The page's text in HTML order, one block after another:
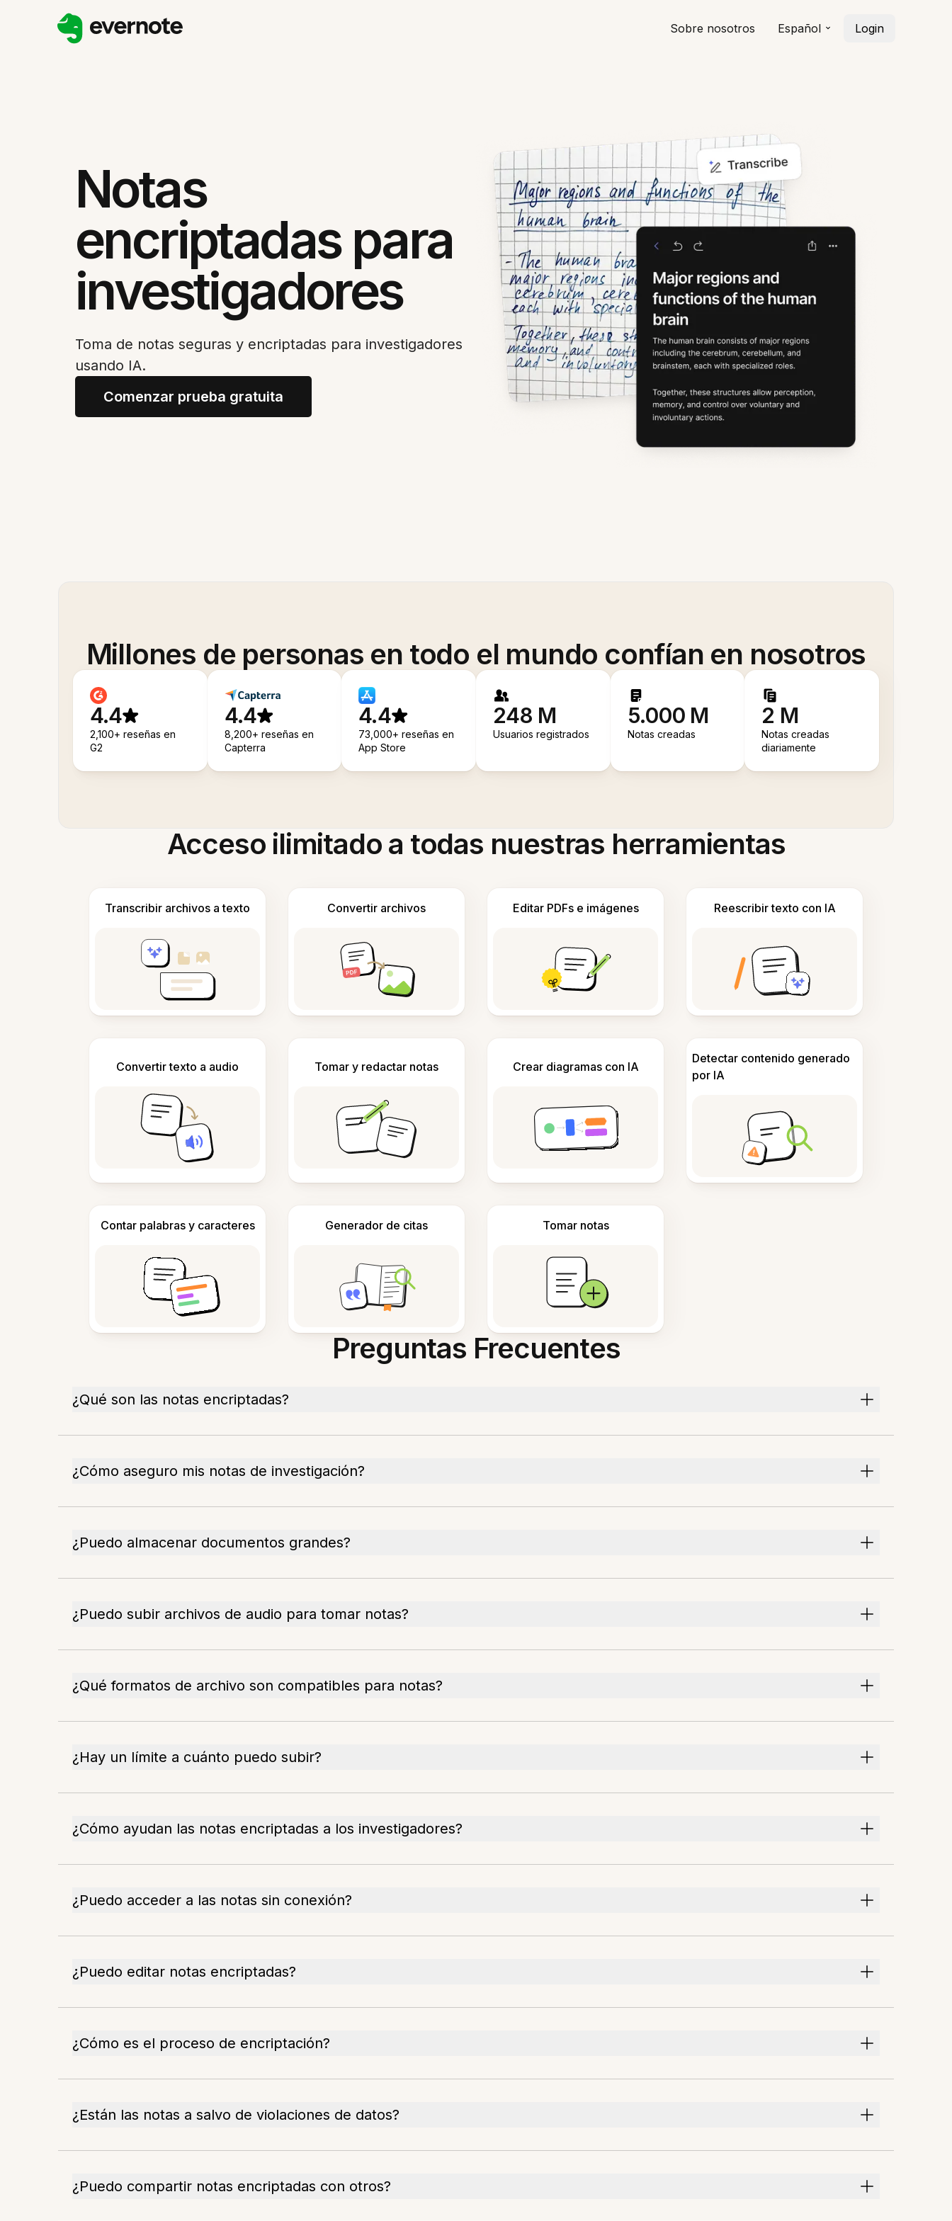
Sobre nosotros Español Login
Notas
encriptadas para
investigadores
Toma de notas seguras y encriptadas para investigadores
usando IA.
Comenzar prueba gratuita
Millones de personas en todo el mundo confían en nosotros
4.4
2,100+ reseñas en
G2
4.4
8,200+ reseñas en
Capterra
4.4
73,000+ reseñas en
App Store
248 M
Usuarios registrados
5.000 M
Notas creadas
2 M
Notas creadas
diariamente
Acceso ilimitado a todas nuestras herramientas
Transcribir archivos a texto Convertir archivos Editar PDFs e imágenes Reescribir texto con IA
Convertir texto a audio Tomar y redactar notas Crear diagramas con IA
Detectar contenido generado
por IA
Contar palabras y caracteres Generador de citas Tomar notas
Preguntas Frecuentes
¿Qué son las notas encriptadas?
¿Cómo aseguro mis notas de investigación?
¿Puedo almacenar documentos grandes?
¿Puedo subir archivos de audio para tomar notas?
¿Qué formatos de archivo son compatibles para notas?
¿Hay un límite a cuánto puedo subir?
¿Cómo ayudan las notas encriptadas a los investigadores?
¿Puedo acceder a las notas sin conexión?
¿Puedo editar notas encriptadas?
¿Cómo es el proceso de encriptación?
¿Están las notas a salvo de violaciones de datos?
¿Puedo compartir notas encriptadas con otros?